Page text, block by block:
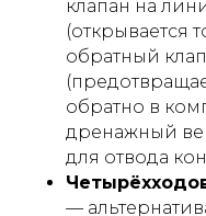
клапан на
(открывается
обратный
обратно в
дренажный
для отвода
—